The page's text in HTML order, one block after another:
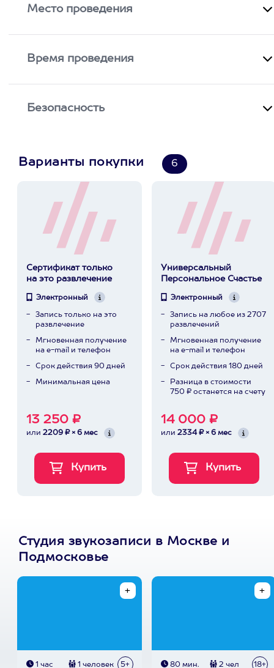
Место проведения
Время проведения
Безопасность
Варианты покупки 6
Сертификат только
на это развлечение
Электронный
Запись только на это
развлечение
Мгновенная получение
на e-mail и телефон
Срок действия 90 дней
Минимальная цена
13 250 ₽
или 2209 ₽ × 6 мес
Универсальный
Персональное Счастье
Электронный
Запись на любое из 2707
развлечений
Мгновенная получение
на e-mail и телефон
Срок действия 180 дней
Разница в стоимости
750 ₽ останется на счету
14 000 ₽
или 2334 ₽ × 6 мес
Студия звукозаписи в Москве и
Подмосковье
1 час 1 человек 5+ 80 мин. 2 чел 18+